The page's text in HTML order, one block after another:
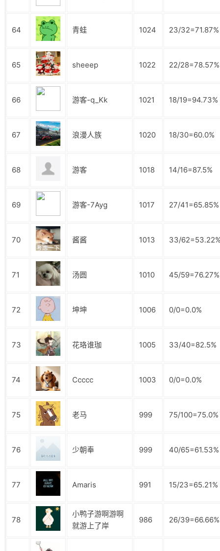
64 青蛙 1024 23/32=71.87%
65 sheeep 1022 22/28=78.57%
66 游客-q_Kk 1021 18/19=94.73%
67 浪漫人族 1020 18/30=60.0%
68 游客 1018 14/16=87.5%
69 游客-7Ayg 1017 27/41=65.85%
70 酱酱 1013 33/
71 汤圆 1010 45/59=76.27%
72 坤坤 1006 0/0=0.0%
73 花珞谁珈 1005 33/40=82.5%
74 Ccccc 1003 0/0=0.0%
75 老马 999 75/100=75.0%
76 少朝奉 999 40/65=61.53%
77 Amaris 991 15/23=65.21%
78
小鸭子游啊游啊
就游上了岸
986 26/39=66.66%